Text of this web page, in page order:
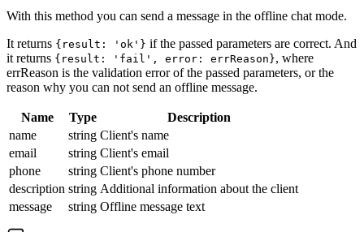
With this method you can send a message in the offline chat mode.
It returns {result: 'ok'} if the passed parameters are correct. And
it returns {result: 'fail', error: errReason}, where
errReason is the validation error of the passed parameters, or the
reason why you can not send an offline message.
Name Type
Description
name
string Client's name
email
string Client's email
phone
string Client's phone number
description string Additional information about the client
message
string Offline message text